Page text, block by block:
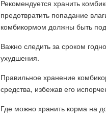
Рекомендуется хранить
предотвратить попадание
комбикормом должны быть
Важно следить за сроком
ухудшения.
Правильное хранение
средства, избежав его
Где можно хранить корма на